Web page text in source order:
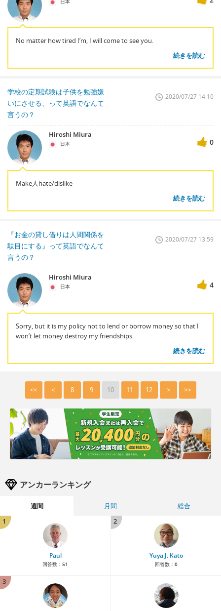
日本
No matter how tired I’m, I will come to see you.
続きを読む
学校の定期試験は子供を勉強嫌
いにさせる、って英語でなんて
言うの？
2020/07/27 14:10
Hiroshi Miura
日本 0
Make人hate/dislike
続きを読む
『お金の貸し借りは人間関係を
駄目にする』って英語でなんて
言うの？
2020/07/27 13:59
Hiroshi Miura
日本 4
Sorry, but it is my policy not to lend or borrow money so that I
won’t let money destroy my friendships.
続きを読む
<< < 8 9 10 11 12 > >>
アンカーランキング
週間 月間
総合
1
Paul
回答数： 51
2
Yuya J. Kato
回答数： 0
3